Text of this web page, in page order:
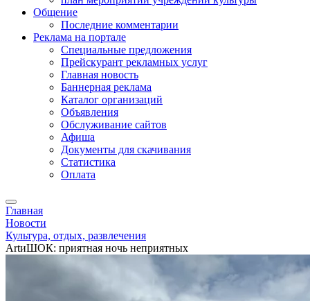
Общение
Последние комментарии
Реклама на портале
Специальные предложения
Прейскурант рекламных услуг
Главная новость
Баннерная реклама
Каталог организаций
Объявления
Обслуживание сайтов
Афиша
Документы для скачивания
Статистика
Оплата
Главная
Новости
Культура, отдых, развлечения
ArtиШОК: приятная ночь неприятных